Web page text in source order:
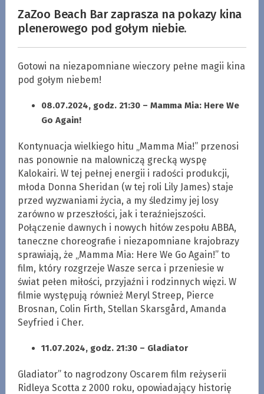
ZaZoo Beach Bar zaprasza na pokazy kina
plenerowego pod gołym niebie.
Gotowi na niezapomniane wieczory pełne magii kina
pod gołym niebem!
08.07.2024, godz. 21:30 – Mamma Mia: Here We
Go Again!
Kontynuacja wielkiego hitu „Mamma Mia!” przenosi
nas ponownie na malowniczą grecką wyspę
Kalokairi. W tej pełnej energii i radości produkcji,
młoda Donna Sheridan (w tej roli Lily James) staje
przed wyzwaniami życia, a my śledzimy jej losy
zarówno w przeszłości, jak i teraźniejszości.
Połączenie dawnych i nowych hitów zespołu ABBA,
taneczne choreografie i niezapomniane krajobrazy
sprawiają, że „Mamma Mia: Here We Go Again!” to
film, który rozgrzeje Wasze serca i przeniesie w
świat pełen miłości, przyjaźni i rodzinnych więzi. W
filmie występują również Meryl Streep, Pierce
Brosnan, Colin Firth, Stellan Skarsgård, Amanda
Seyfried i Cher.
11.07.2024, godz. 21:30 – Gladiator
Gladiator” to nagrodzony Oscarem film reżyserii
Ridleya Scotta z 2000 roku, opowiadający historię